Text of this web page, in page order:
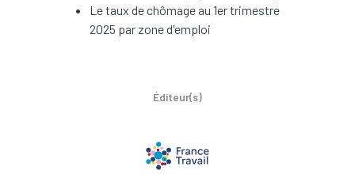
Le taux de chômage au 1er trimestre
2025 par zone d'emploi
Éditeur(s)